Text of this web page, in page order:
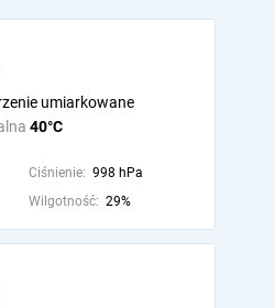
40°C
umiarkowane
Ciśnienie: 998 hPa
Wilgotność: 29%